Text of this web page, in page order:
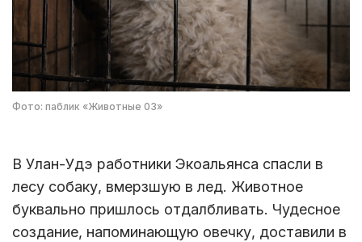
Фото: паблик «Животные 03»
В Улан-Удэ работники Экоальянса спасли в
лесу собаку, вмерзшую в лед. Животное
буквально пришлось отдалбливать. Чудесное
создание, напоминающую овечку, доставили в